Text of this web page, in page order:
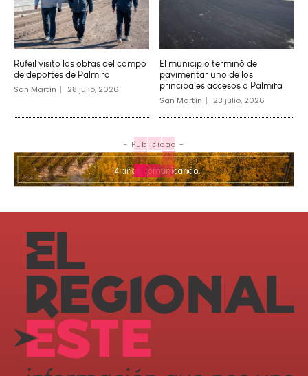
Rufeil visito las obras del campo
de deportes de Palmira
San Martín 28 julio, 2026
El municipio terminó de
pavimentar uno de los
principales accesos a Palmira
San Martín 23 julio, 2026
- Publicidad -